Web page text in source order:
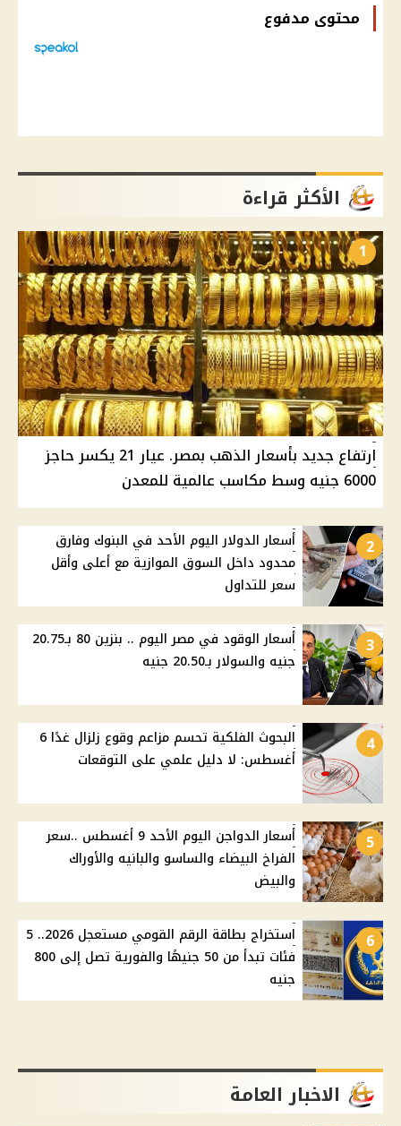
محتوى مدفوع
الأكثر قراءة
1
ارتفاع جديد بأسعار الذهب بمصر. عيار 21 يكسر حاجز
6000 جنيه وسط مكاسب عالمية للمعدن
2
أسعار الدولار اليوم الأحد في البنوك وفارق
محدود داخل السوق الموازية مع أعلى وأقل
سعر للتداول
3
أسعار الوقود في مصر اليوم .. بنزين 80 بـ20.75
جنيه والسولار بـ20.50 جنيه
4
البحوث الفلكية تحسم مزاعم وقوع زلزال غدًا 6
أغسطس: لا دليل علمي على التوقعات
5
أسعار الدواجن اليوم الأحد 9 أغسطس ..سعر
الفراخ البيضاء والساسو والبانيه والأوراك
والبيض
6
استخراج بطاقة الرقم القومي مستعجل 2026.. 5
فئات تبدأ من 50 جنيهًا والفورية تصل إلى 800
جنيه
الاخبار العامة